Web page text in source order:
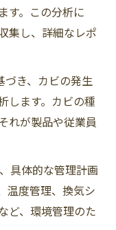
す。この分析に
集し、詳細なレポ
づき、カビの発生
します。カビの種
れが製品や従業員
具体的な管理計画
温度管理、換気シ
ど、環境管理のた